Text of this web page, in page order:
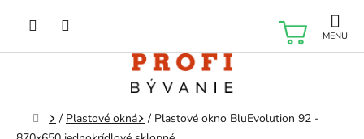
obsah
Domov
/ Plastové okná / Plastové okno BluEvolution 92 -